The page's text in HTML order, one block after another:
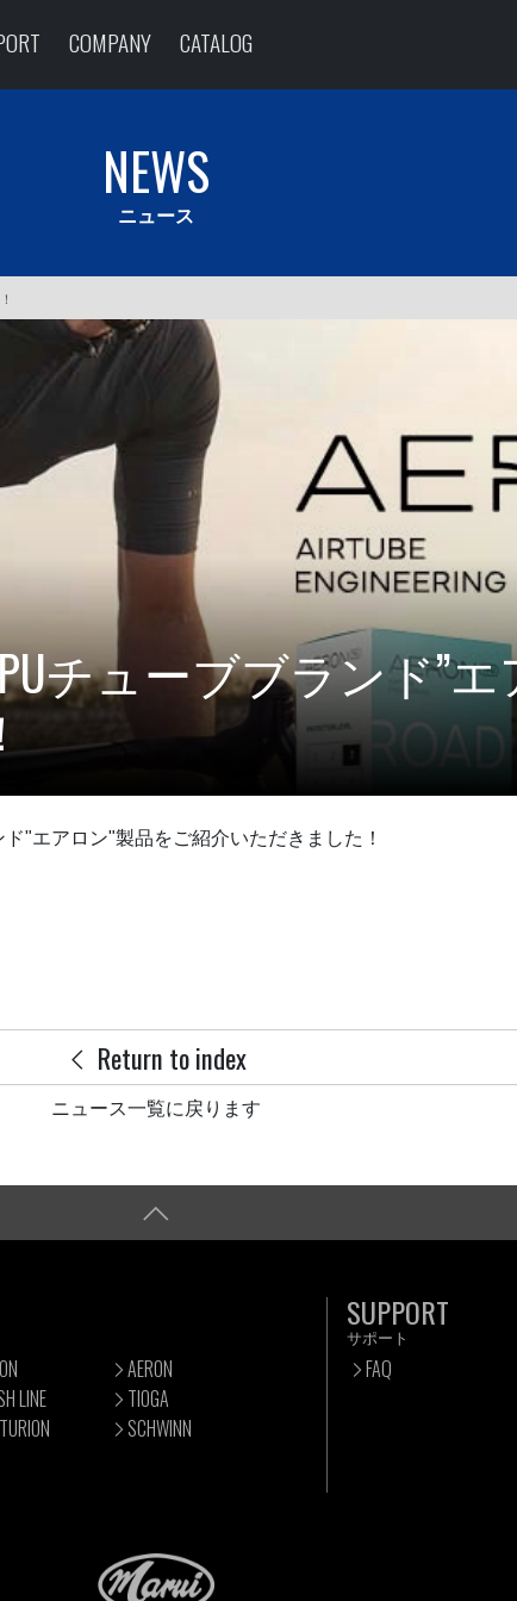
COMPANY CATALOG
NEWS
ニュース
チューブブランド”エ
"エアロン"製品をご紹介いただきました！
Return to index
ニュース一覧に戻ります
AERON
LINE
TIOGA
SCHWINN
SUPPORT
サポート
FAQ